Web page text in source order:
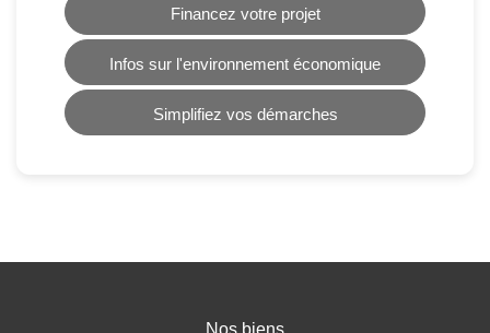
Financez votre projet
Infos sur l'environnement économique
Simplifiez vos démarches